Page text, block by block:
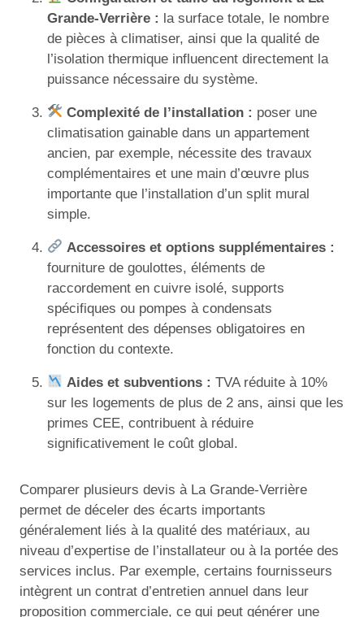
Grande-Verrière : la surface totale, le nombre
de pièces à climatiser, ainsi que la qualité de
l’isolation thermique influencent directement la
puissance nécessaire du système.
Complexité de l’installation : poser une
climatisation gainable dans un appartement
ancien, par exemple, nécessite des travaux
complémentaires et une main d’œuvre plus
importante que l’installation d’un split mural
simple.
Accessoires et options supplémentaires :
fourniture de goulottes, éléments de
raccordement en cuivre isolé, supports
spécifiques ou pompes à condensats
représentent des dépenses obligatoires en
fonction du contexte.
Aides et subventions : TVA réduite à 10%
sur les logements de plus de 2 ans, ainsi que les
primes CEE, contribuent à réduire
significativement le coût global.
Comparer plusieurs devis à La Grande-Verrière
permet de déceler des écarts importants
généralement liés à la qualité des matériaux, au
niveau d’expertise de l’installateur ou à la portée des
services inclus. Par exemple, certains fournisseurs
intègrent un contrat d’entretien annuel dans leur
proposition commerciale, ce qui peut générer une